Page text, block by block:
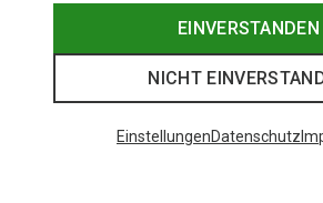
EINVERSTANDEN
NICHT
EinstellungenDatenschutz